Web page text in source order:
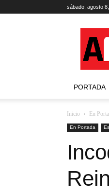
sábado, agosto
PORTADA
Inicio En
En Portada